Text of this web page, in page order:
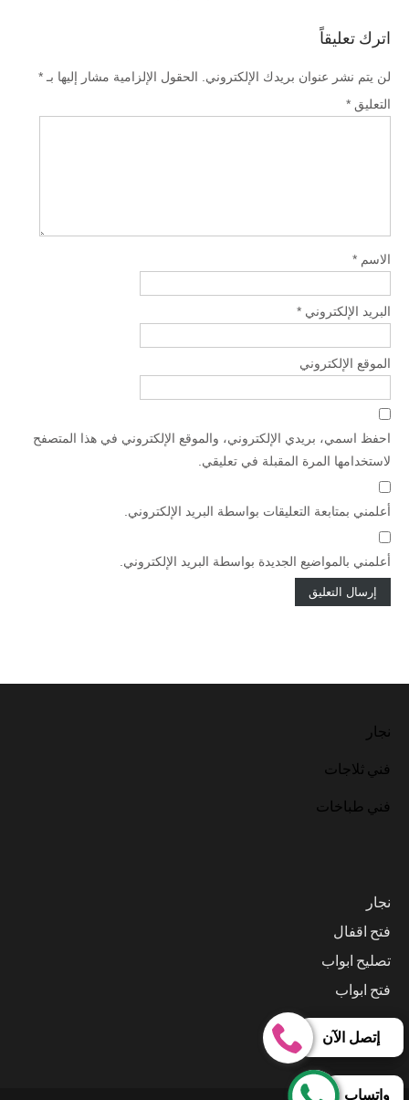
اترك تعليقاً
لن يتم نشر عنوان بريدك الإلكتروني. الحقول الإلزامية مشار إليها بـ *
التعليق *
الاسم *
البريد الإلكتروني *
الموقع الإلكتروني
احفظ اسمي، بريدي الإلكتروني، والموقع الإلكتروني في هذا المتصفح
لاستخدامها المرة المقبلة في تعليقي.
أعلمني بمتابعة التعليقات بواسطة البريد الإلكتروني.
أعلمني بالمواضيع الجديدة بواسطة البريد الإلكتروني.
نجار
فني ثلاجات
فني طباخات
نجار
فتح اقفال
تصليح ابواب
فتح ابواب
إتصل الآن
واتساب